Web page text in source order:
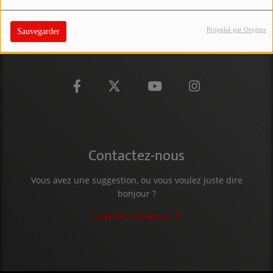
Sauvegarder Propulsé par Orejime
JEUX CONCOURS
VENEZ DANS LE PUBLIC !
L'ŒIL DE L'OIE | PRÉSENTATION
VIDÉOS | L’ŒIL DE L'OIE
Contactez-nous
Vous avez une suggestion, ou vous voulez juste dire
bonjour ?
CONTACTEZ-NOUS